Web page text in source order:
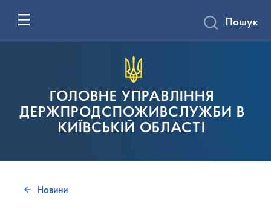
ГОЛОВНЕ УПРАВЛІННЯ
ДЕРЖПРОДСПОЖИВСЛУЖБИ В
КИЇВСЬКІЙ ОБЛАСТІ
Пошук
Новини